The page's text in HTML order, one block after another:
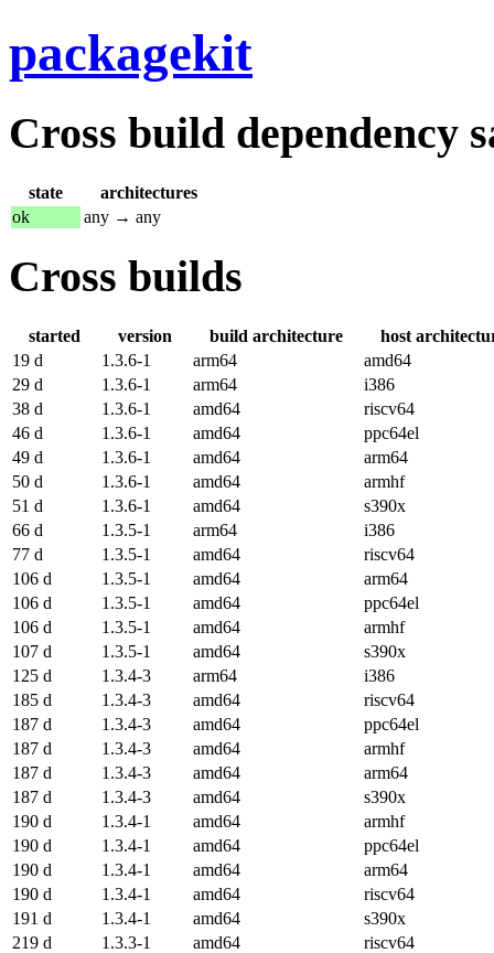
packagekit
Cross build dependency
state
architectures
ok
any → any
Cross builds
started version build architecture
host
19 d
1.3.6-1 arm64
amd64
29 d
1.3.6-1 arm64
i386
38 d
1.3.6-1 amd64
riscv64
46 d
1.3.6-1 amd64
ppc64el
49 d
1.3.6-1 amd64
arm64
50 d
1.3.6-1 amd64
armhf
51 d
1.3.6-1 amd64
s390x
66 d
1.3.5-1 arm64
i386
77 d
1.3.5-1 amd64
riscv64
106 d
1.3.5-1 amd64
arm64
106 d
1.3.5-1 amd64
ppc64el
106 d
1.3.5-1 amd64
armhf
107 d
1.3.5-1 amd64
s390x
125 d
1.3.4-3 arm64
i386
185 d
1.3.4-3 amd64
riscv64
187 d
1.3.4-3 amd64
ppc64el
187 d
1.3.4-3 amd64
armhf
187 d
1.3.4-3 amd64
arm64
187 d
1.3.4-3 amd64
s390x
190 d
1.3.4-1 amd64
armhf
190 d
1.3.4-1 amd64
ppc64el
190 d
1.3.4-1 amd64
arm64
190 d
1.3.4-1 amd64
riscv64
191 d
1.3.4-1 amd64
s390x
219 d
1.3.3-1 amd64
riscv64